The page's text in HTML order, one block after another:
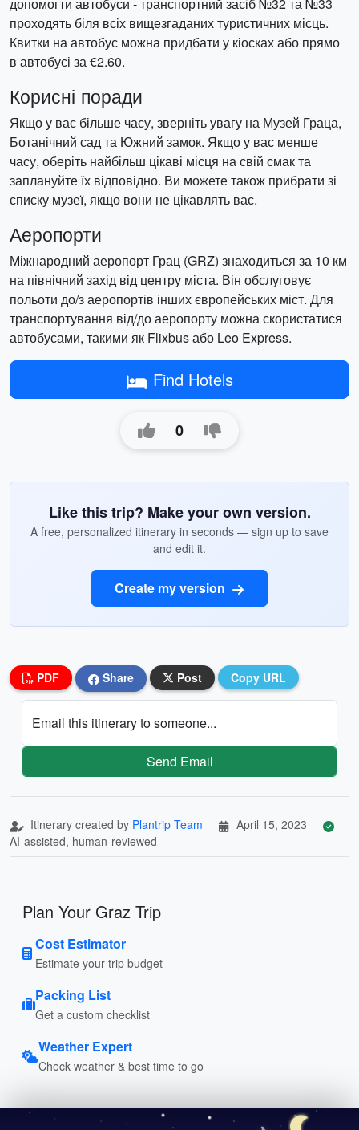
проходять біля всіх вищезгаданих туристичних місць.
Квитки на автобус можна придбати у кіосках або прямо
в автобусі за €2.60.
Корисні поради
Якщо у вас більше часу, зверніть увагу на Музей Граца,
Ботанічний сад та Южний замок. Якщо у вас менше
часу, оберіть найбільш цікаві місця на свій смак та
заплануйте їх відповідно. Ви можете також прибрати зі
списку музеї, якщо вони не цікавлять вас.
Аеропорти
Міжнародний аеропорт Грац (GRZ) знаходиться за 10 км
на північний захід від центру міста. Він обслуговує
польоти до/з аеропортів інших європейських міст. Для
транспортування від/до аеропорту можна скористатися
автобусами, такими як Flixbus або Leo Express.
Find Hotels
0
Like this trip? Make your own version.
A free, personalized itinerary in seconds — sign up to save
and edit it.
Create my version
PDF Share Post Copy URL
Email this itinerary to someone...
Send Email
Itinerary created by Plantrip Team
April 15, 2023
AI-assisted, human-reviewed
Plan Your Graz Trip
Cost Estimator
Estimate your trip budget
Packing List
Get a custom checklist
Weather Expert
Check weather & best time to go